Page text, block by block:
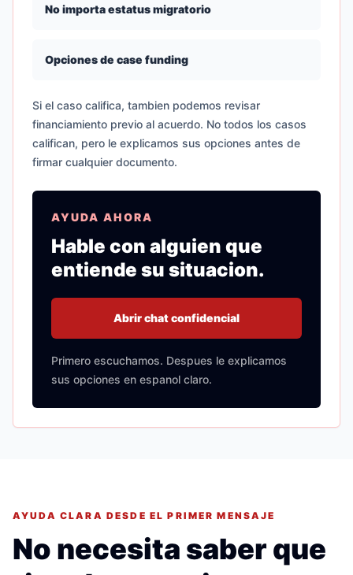
No importa estatus migratorio
Opciones de case funding
Si el caso califica, tambien podemos revisar
financiamiento previo al acuerdo. No todos los casos
califican, pero le explicamos sus opciones antes de
firmar cualquier documento.
AYUDA AHORA
Hable con alguien que
entiende su situacion.
Abrir chat confidencial
Primero escuchamos. Despues le explicamos
sus opciones en espanol claro.
AYUDA CLARA DESDE EL PRIMER MENSAJE
No necesita saber que